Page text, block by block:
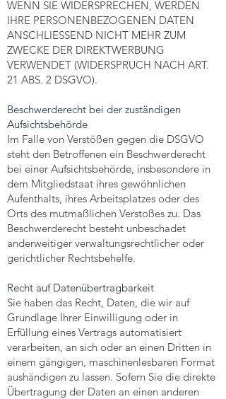
WENN SIE WIDERSPRECHEN, WERDEN
IHRE PERSONENBEZOGENEN DATEN
ANSCHLIESSEND NICHT MEHR ZUM
ZWECKE DER DIREKTWERBUNG
VERWENDET (WIDERSPRUCH NACH ART.
21 ABS. 2 DSGVO).
Beschwerde­recht bei der zuständigen
Aufsichts­behörde
Im Falle von Verstößen gegen die DSGVO
steht den Betroffenen ein Beschwerderecht
bei einer Aufsichtsbehörde, insbesondere in
dem Mitgliedstaat ihres gewöhnlichen
Aufenthalts, ihres Arbeitsplatzes oder des
Orts des mutmaßlichen Verstoßes zu. Das
Beschwerderecht besteht unbeschadet
anderweitiger verwaltungsrechtlicher oder
gerichtlicher Rechtsbehelfe.
Recht auf Daten­übertrag­barkeit
Sie haben das Recht, Daten, die wir auf
Grundlage Ihrer Einwilligung oder in
Erfüllung eines Vertrags automatisiert
verarbeiten, an sich oder an einen Dritten in
einem gängigen, maschinenlesbaren Format
aushändigen zu lassen. Sofern Sie die direkte
Übertragung der Daten an einen anderen